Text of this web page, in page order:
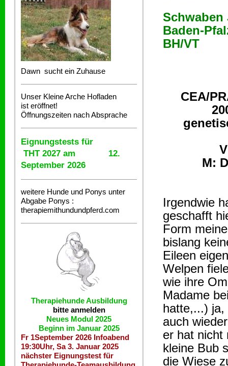
Dawn sucht ein Zuhause
Unser Kleine Arche Hofladen
ist eröffnet!
Öffnungszeiten nach Absprache
Eignungstests für
THT 2027 am 12.
September 2026
weitere Hunde und Ponys unter
Abgabe Ponys :
therapiemithundundpferd.com
Therapiehunde Ausbildung
bitte anmelden
Neues Modul 2025
Beginn im Januar 2025
Fr 1September 2026 Infoabend
19:30Uhr, Sa 3. Januar 2025
nächster Eignungstest für
Schwaben
Baden-
BH/VT
CEA/
M:
Irgendwie
geschafft
Form
bislang
Eileen
Welpen
wie ihre
Madame
hatte,...) ja,
auch
er hat nicht
kleine Bub
die Wiese